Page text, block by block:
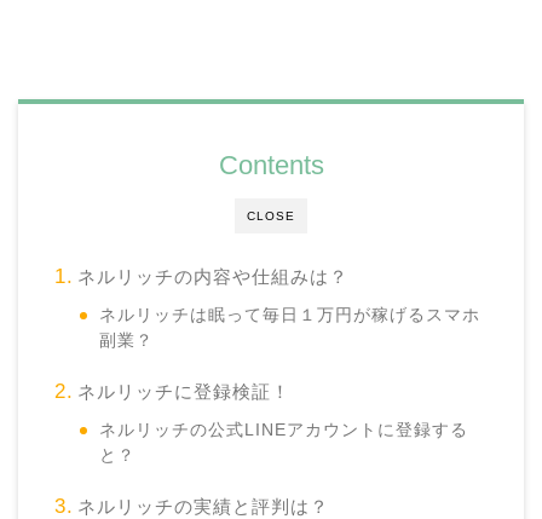
CLOSE
Contents
ネルリッチの内容や仕組みは？
ネルリッチは眠って毎日１万円が稼げるスマホ
副業？
ネルリッチに登録検証！
ネルリッチの公式LINEアカウントに登録する
と？
ネルリッチの実績と評判は？